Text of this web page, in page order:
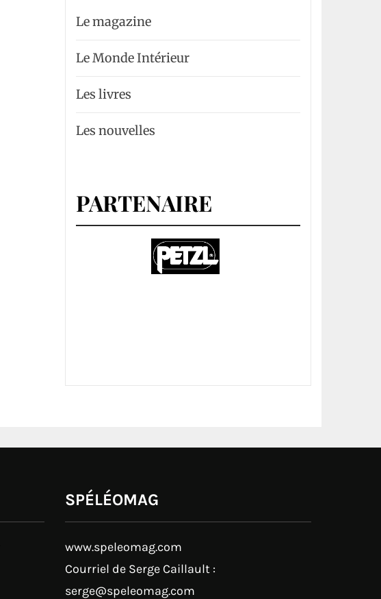
Le magazine
Le Monde Intérieur
Les livres
Les nouvelles
PARTENAIRE
SPÉLÉOMAG
www.speleomag.com
Courriel de Serge Caillault :
serge@speleomag.com